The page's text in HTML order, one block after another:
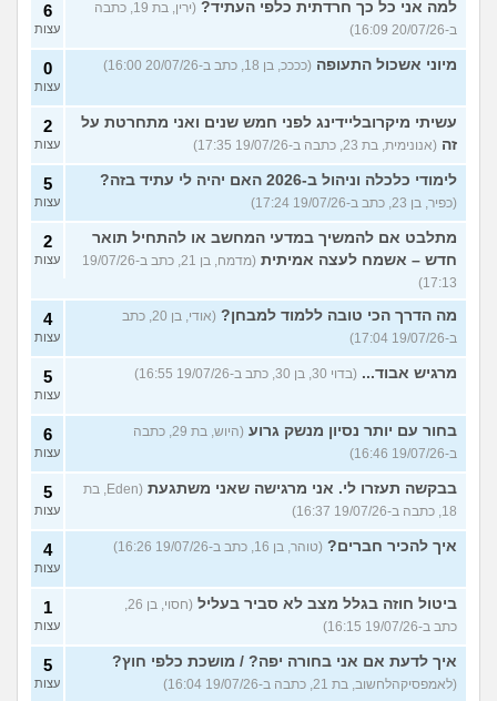
למה אני כל כך חרדתית כלפי העתיד?
(ירין, בת 19, כתבה
ב-20/07/26 16:09)
6
עצות
מיוני אשכול התעופה (ככככ, בן 18, כתב ב-20/07/26 16:00) 0
עצות
עשיתי מיקרובליידינג לפני חמש שנים ואני מתחרטת על
זה (אנונימית, בת 23, כתבה ב-19/07/26 17:35)
2
עצות
לימודי כלכלה וניהול ב-2026 האם יהיה לי עתיד בזה?
(כפיר, בן 23, כתב ב-19/07/26 17:24)
5
עצות
מתלבט אם להמשיך במדעי המחשב או להתחיל תואר
חדש – אשמח לעצה אמיתית
(מדמח, בן 21, כתב ב-19/07/26
17:13)
2
עצות
מה הדרך הכי טובה ללמוד למבחן?
(אודי, בן 20, כתב
ב-19/07/26 17:04)
4
עצות
מרגיש אבוד... (בדוי 30, בן 30, כתב ב-19/07/26 16:55) 5
עצות
בחור עם יותר נסיון מנשק גרוע
(היוש, בת 29, כתבה
ב-19/07/26 16:46)
6
עצות
בבקשה תעזרו לי. אני מרגישה שאני משתגעת
(Eden, בת
18, כתבה ב-19/07/26 16:37)
5
עצות
איך להכיר חברים? (טוהר, בן 16, כתב ב-19/07/26 16:26) 4
עצות
ביטול חוזה בגלל מצב לא סביר בעליל
(חסוי, בן 26,
כתב ב-19/07/26 16:15)
1
עצות
איך לדעת אם אני בחורה יפה? / מושכת כלפי חוץ?
(לאמפסיקהלחשוב, בת 21, כתבה ב-19/07/26 16:04)
5
עצות